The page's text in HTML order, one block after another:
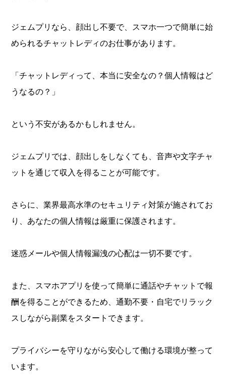
ジェムプリなら、顔出し不要で、スマホ一つで簡単に始
められるチャットレディのお仕事があります。
「チャットレディって、本当に安全なの？個人情報はど
うなるの？」
という不安があるかもしれません。
ジェムプリでは、顔出しをしなくても、音声や文字チャ
ットを通じて収入を得ることが可能です。
さらに、業界最高水準のセキュリティ対策が施されてお
り、あなたの個人情報は厳重に保護されます。
迷惑メールや個人情報漏洩の心配は一切不要です。
また、スマホアプリを使って簡単に通話やチャットで報
酬を得ることができるため、通勤不要・自宅でリラック
スしながら副業をスタートできます。
プライバシーを守りながら安心して働ける環境が整って
います。